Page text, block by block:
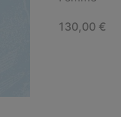
Regular
130,00 €